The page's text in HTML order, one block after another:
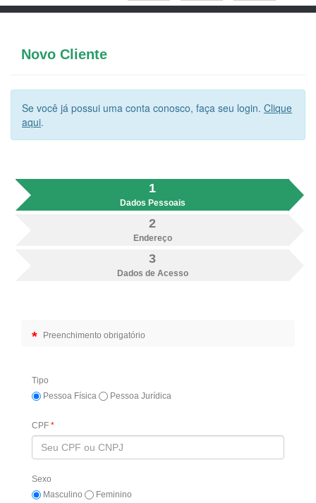
Novo Cliente
Se você já possui uma conta conosco, faça seu login. Clique
aqui.
1
Dados Pessoais
2
Endereço
3
Dados de Acesso
* Preenchimento obrigatório
Tipo
Pessoa Física
Pessoa Jurídica
CPF *
Sexo
Masculino
Feminino